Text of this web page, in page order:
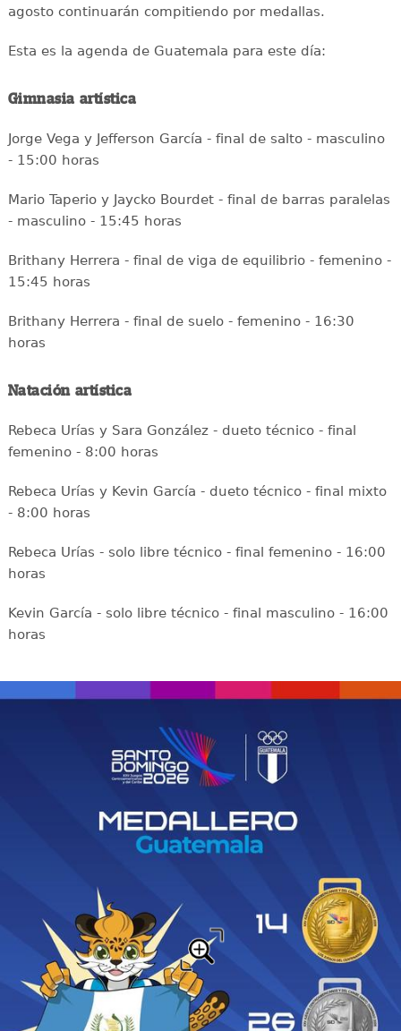
agosto continuarán compitiendo por medallas.
Esta es la agenda de Guatemala para este día:
Gimnasia artística
Jorge Vega y Jefferson García - final de salto - masculino
- 15:00 horas
Mario Taperio y Jaycko Bourdet - final de barras paralelas
- masculino - 15:45 horas
Brithany Herrera - final de viga de equilibrio - femenino -
15:45 horas
Brithany Herrera - final de suelo - femenino - 16:30
horas
Natación artística
Rebeca Urías y Sara González - dueto técnico - final
femenino - 8:00 horas
Rebeca Urías y Kevin García - dueto técnico - final mixto
- 8:00 horas
Rebeca Urías - solo libre técnico - final femenino - 16:00
horas
Kevin García - solo libre técnico - final masculino - 16:00
horas